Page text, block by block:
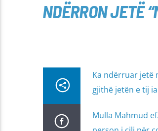
NDËRRON JETË
Ka ndërruar jetë
gjithë jetën e tij
Mulla Mahmud